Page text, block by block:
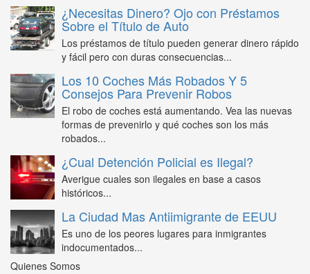
¿Necesitas Dinero? Ojo con Préstamos
Sobre el Título de Auto
Los préstamos de título pueden generar dinero rápido
y fácil pero con duras consecuencias...
Los 10 Coches Más Robados Y 5
Consejos Para Prevenir Robos
El robo de coches está aumentando. Vea las nuevas
formas de prevenirlo y qué coches son los más
robados...
¿Cual Detención Policial es Ilegal?
Averigue cuales son ilegales en base a casos
históricos...
La Ciudad Mas Antiimigrante de EEUU
Es uno de los peores lugares para inmigrantes
indocumentados...
Quienes Somos